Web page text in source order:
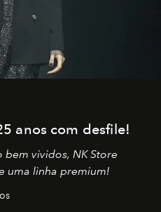
anos com desfile!
bem vividos, NK Store
uma linha premium!